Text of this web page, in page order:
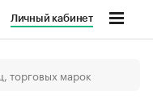
Личный кабинет